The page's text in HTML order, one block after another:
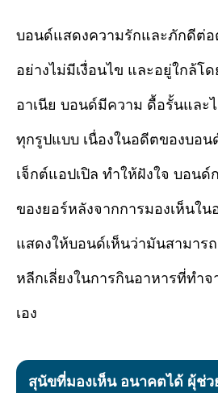
บอนด์แสดงความรักและภักดีต่อ
อย่างไม่มีเงื่อนไข และอยู่ใกล้โ
อาเนีย บอนด์มีความ ดื้อรั้นและ
ทุกรูปแบบ เนื่องในอดีตของบอน
เจ็กต์แอปเปิล ทำให้ฝังใจ บอนด์
ของยอร์หลังจากการมองเห็นใ
แสดงให้บอนด์เห็นว่ามันสามาร
หลีกเลี่ยงในการกินอาหารที่ทำ
เอง
สุนัขที่มองเห็น อนาคตได้ ผุ้ช่